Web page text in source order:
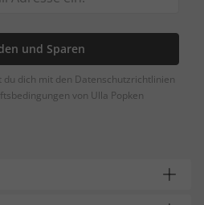
und Sparen
dich mit den Datenschutzrichtlinien
von Ulla Popken